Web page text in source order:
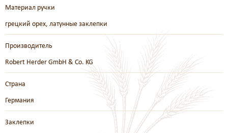
Материал ручки
грецкий орех, латунные заклепки
Производитель
Robert Herder GmbH & Co. KG
Страна
Германия
Заклепки